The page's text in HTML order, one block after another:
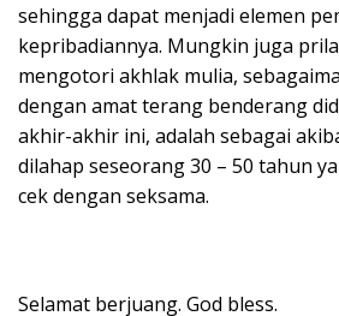
sehingga dapat menjadi elemen
kepribadiannya. Mungkin juga
mengotori akhlak mulia,
dengan amat terang benderang
akhir-akhir ini, adalah sebagai
dilahap seseorang 30 – 50 tahun
cek dengan seksama.
Selamat berjuang. God bless.